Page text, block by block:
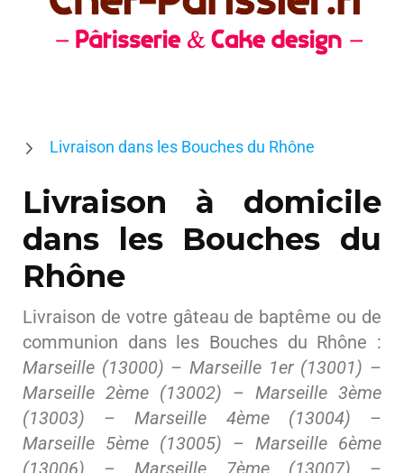
Livraison dans les Bouches du Rhône
Livraison à domicile
dans les Bouches du
Rhône
Livraison de votre gâteau de baptême ou de
communion dans les Bouches du Rhône :
Marseille (13000) – Marseille 1er (13001) –
Marseille 2ème (13002) – Marseille 3ème
(13003) – Marseille 4ème (13004) –
Marseille 5ème (13005) – Marseille 6ème
(13006) – Marseille 7ème (13007) –